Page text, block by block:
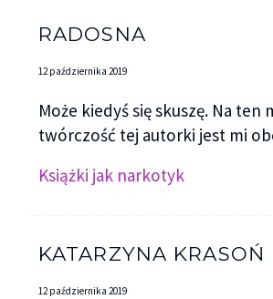
RADOSNA
12 października 2019
Może kiedyś się skuszę. Na ten
twórczość tej autorki jest mi
Książki jak narkotyk
KATARZYNA KRASOŃ
12 października 2019